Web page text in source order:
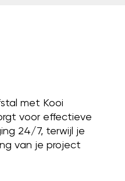
met Kooi
voor effectieve
24/7, terwijl je
van je project